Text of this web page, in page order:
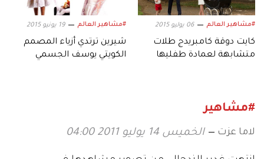
#مشاهير العالم 06 يوليو 2015
كايت دوقة كامبريدج طلات
متشابهة لعمادة طفليها
#مشاهير العالم 19 يونيو 2015
شيرين ترتدي أزياء المصمم
الكويتي يوسف الجسمي
#مشاهير
لاما عزت الخميس 14 يوليو 2011 04:00